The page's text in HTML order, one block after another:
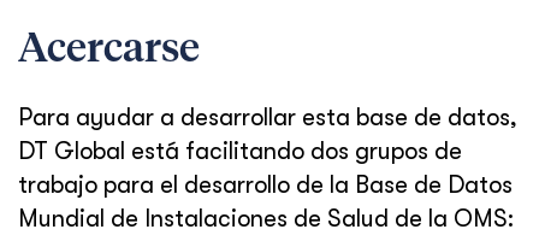
Acercarse
Para ayudar a desarrollar esta base de datos,
DT Global está facilitando dos grupos de
trabajo para el desarrollo de la Base de Datos
Mundial de Instalaciones de Salud de la OMS: